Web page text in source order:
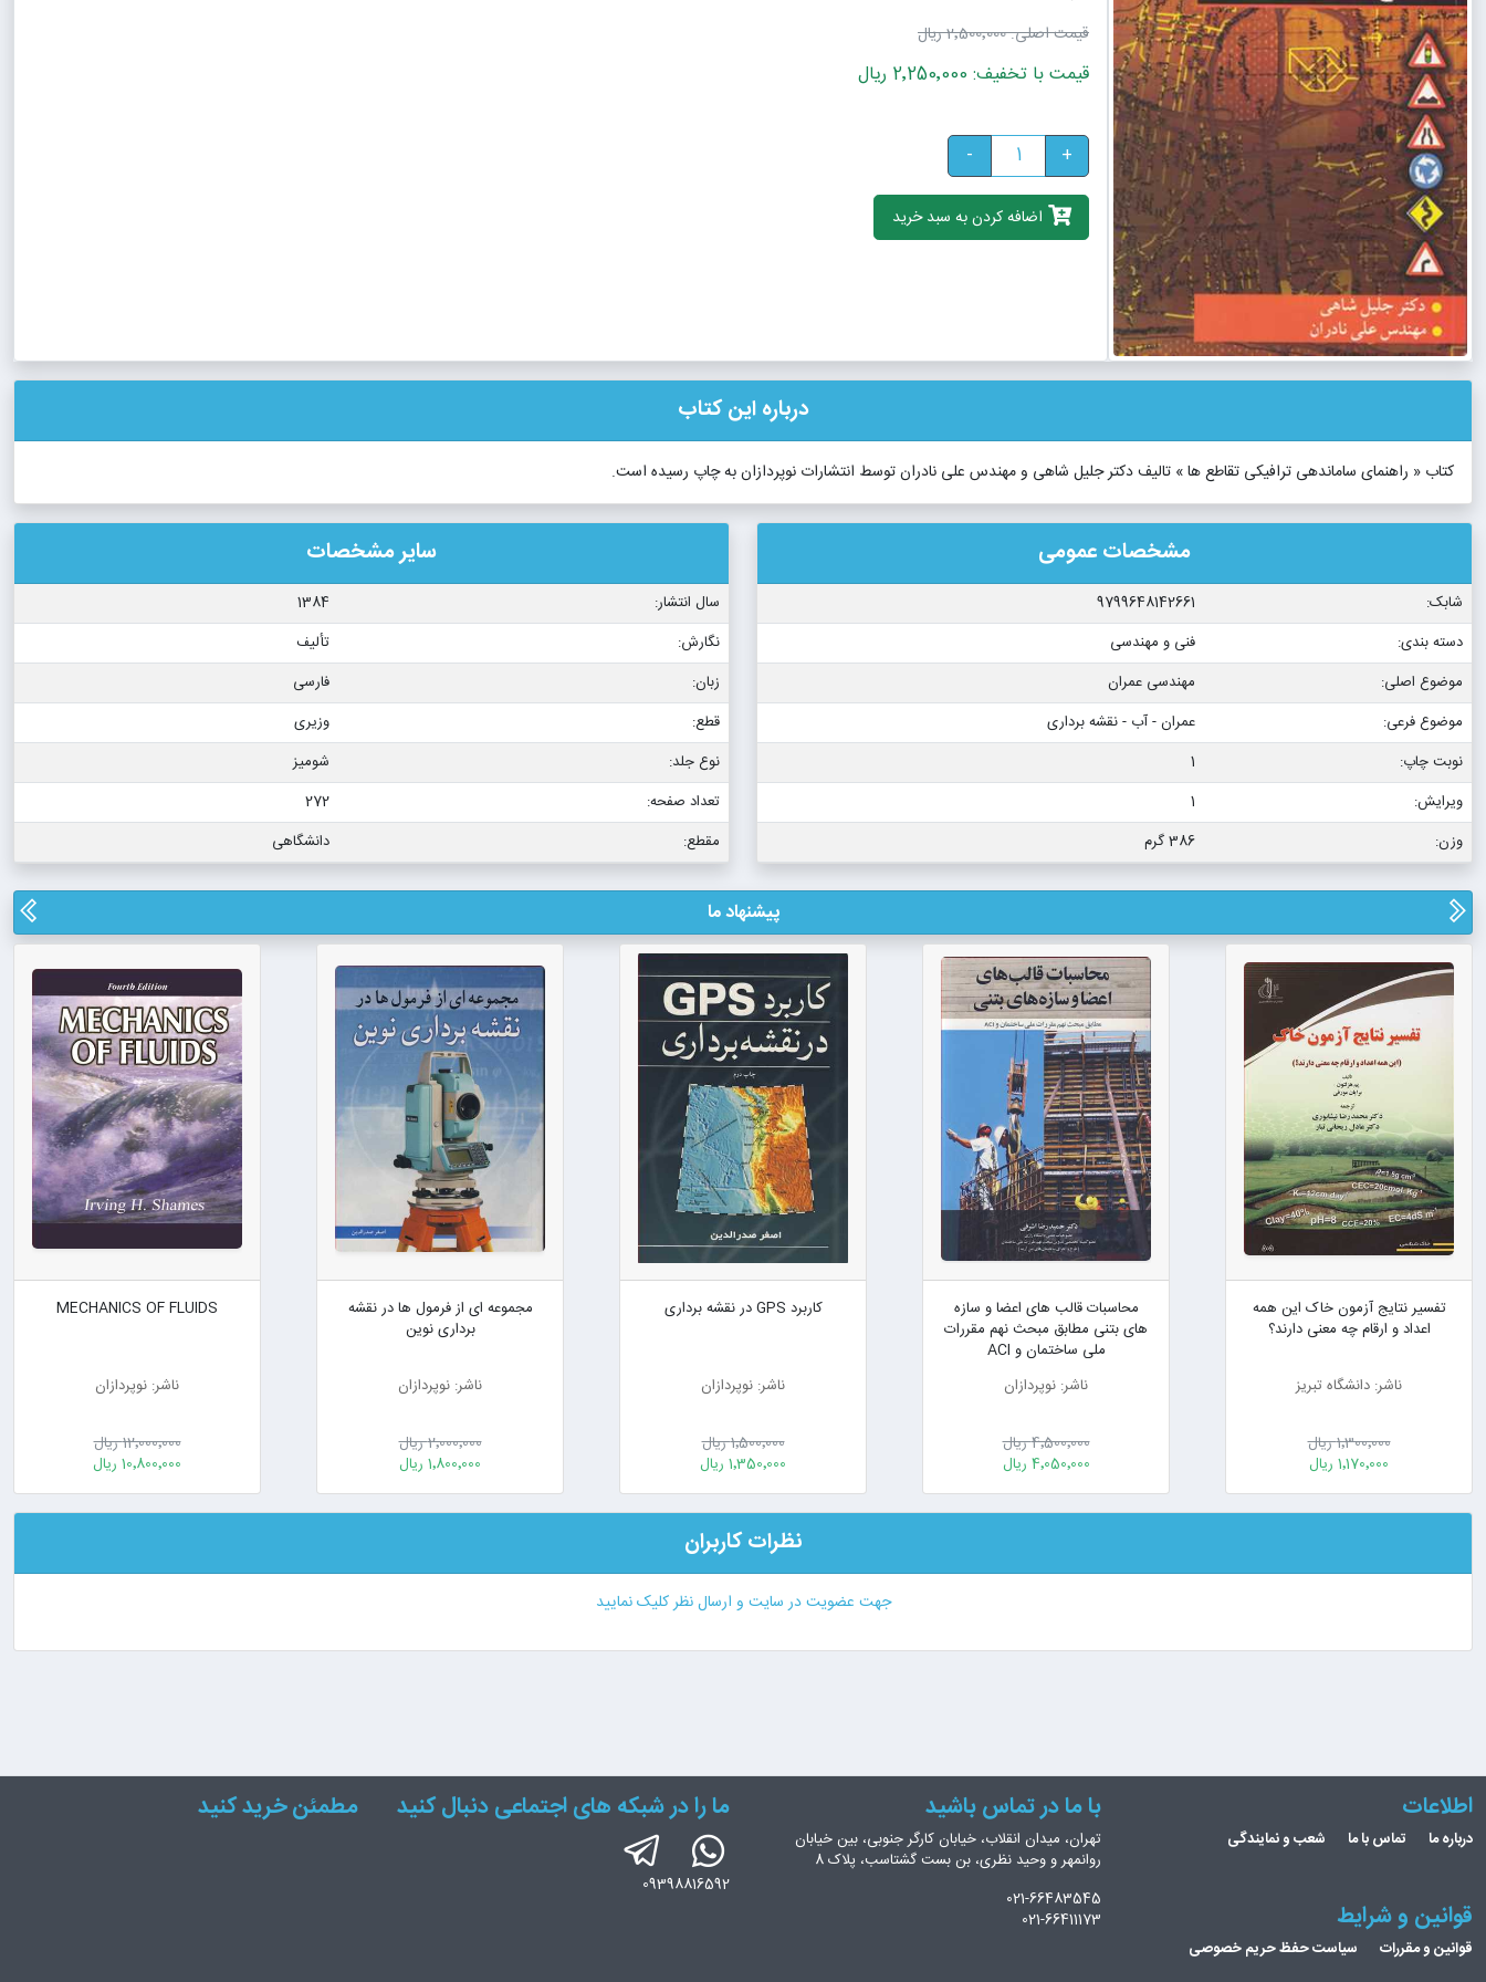
قیمت اصلی:2٬500٬000 ریال
قیمت با تخفیف: 2٬250٬000 ریال
+
-
اضافه کردن به سبد خرید
درباره این کتاب
کتاب « راهنمای ساماندهی ترافیکی تقاطع ها » تالیف دکتر جلیل شاهی و مهندس علی نادران توسط انتشارات نوپردازان به چاپ رسیده است.
مشخصات عمومی
شابک:
9799648142661
دسته بندی:
فنی و مهندسی
موضوع اصلی:
مهندسی عمران
موضوع فرعی:
عمران - آب - نقشه برداری
نوبت چاپ:
1
ویرایش:
1
وزن:
386 گرم
سایر مشخصات
سال انتشار:
1384
نگارش:
تألیف
زبان:
فارسی
قطع:
وزیری
نوع جلد:
شومیز
تعداد صفحه:
272
مقطع:
دانشگاهی
پیشنهاد ما
تفسیر نتایج آزمون خاک این همه
اعداد و ارقام چه معنی دارند؟
ناشر: دانشگاه تبریز
1٬300٬000 ریال
1٬170٬000 ریال
محاسبات قالب های اعضا و سازه
های بتنی مطابق مبحث نهم مقررات
ملی ساختمان و ACI
ناشر: نوپردازان
4٬500٬000 ریال
4٬050٬000 ریال
کاربرد GPS در نقشه برداری
ناشر: نوپردازان
1٬500٬000 ریال
1٬350٬000 ریال
مجموعه ای از فرمول ها در نقشه
برداری نوین
ناشر: نوپردازان
2٬000٬000 ریال
1٬800٬000 ریال
MECHANICS OF FLUIDS
ناشر: نوپردازان
12٬000٬000 ریال
10٬800٬000 ریال
نظرات کاربران
جهت عضویت در سایت و ارسال نظر کلیک نمایید
اطلاعات
درباره ما تماس با ما شعب و نمایندگی
قوانین و شرایط
قوانین و مقررات سیاست حفظ حریم خصوصی
با ما در تماس باشید
تهران، میدان انقلاب، خیابان کارگر جنوبی، بین خیابان
روانمهر و وحید نظری، بن بست گشتاسب، پلاک 8
021-66483545
021-66411173
ما را در شبکه های اجتماعی دنبال کنید
09398816592
مطمئن خرید کنید